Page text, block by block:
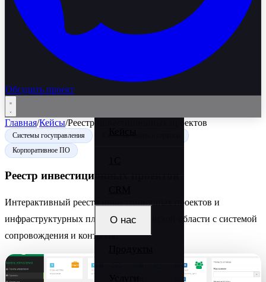
Обсудить проект
О нас
Главная/Кейсы/Реестр инвестиционных проектов
Системы госуправления
Корпоративное ПО
Реестр инвестиционных проектов
Интерактивный реестр инвестиционных проектов и
инфраструктурных площадок Курганской области с системой
сопровождения и контроля.